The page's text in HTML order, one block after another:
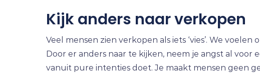
Kijk anders naar verkopen
Veel mensen zien verkopen als iets ‘vies’. We
Door er anders naar te kijken, neem je angst al
vanuit pure intenties doet. Je maakt mensen geen